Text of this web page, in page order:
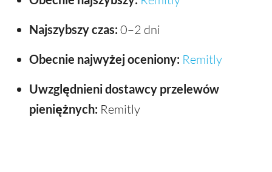
Najszybszy czas: 0–2 dni
Obecnie najwyżej oceniony: Remitly
Uwzględnieni dostawcy przelewów
pieniężnych: Remitly